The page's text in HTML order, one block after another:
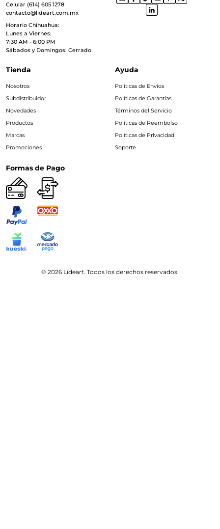
Celular (614) 605 1278
contacto@lideart.com.mx
Horario Chihuahua:
Lunes a Viernes:
7:30 AM - 6:00 PM
Sábados y Domingos: Cerrado
Tienda
Nosotros
Subdistribuidor
Novedades
Productos
Marcas
Promociones
Ayuda
Políticas de Envíos
Políticas de Garantías
Términos del Servicio
Políticas de Reembolso
Políticas de Privacidad
Soporte
Formas de Pago
© 2026 Lideart. Todos los derechos reservados.